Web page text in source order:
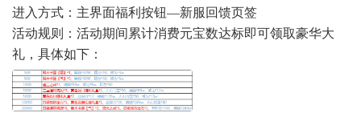
进入方式：主界面福利按钮—新服回馈页签
活动规则：活动期间累计消费元宝数达标即可领取豪华大
礼，具体如下：